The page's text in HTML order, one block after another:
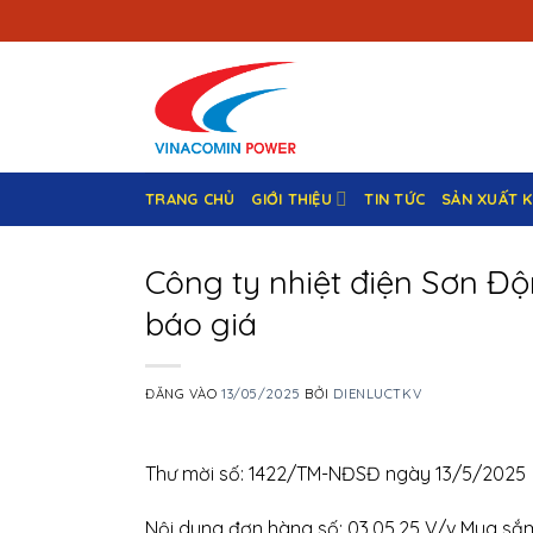
qua
TRANG CHỦ GIỚI THIỆU TIN TỨC SẢN XUẤT
Công ty nhiệt điện Sơn
báo giá
ĐĂNG VÀO13/05/2025 BỞI DIENLUCTKV
Thư mời số: 1422/TM-NĐSĐ ngày 13/5/2025
Nội dung đơn hàng số: 03.05.25 V/v Mua